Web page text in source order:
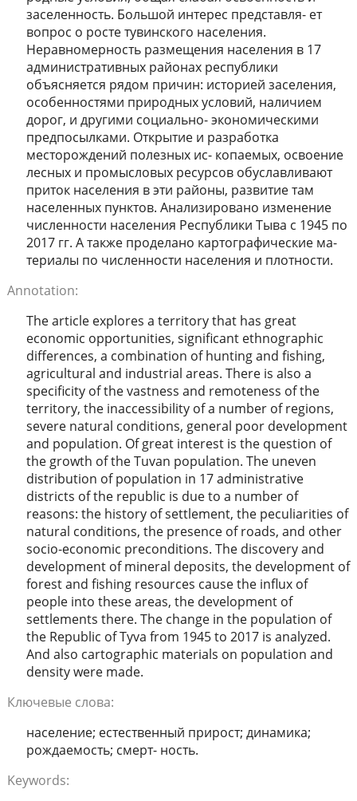
заселенность. Большой интерес представля- ет
вопрос о росте тувинского населения.
Неравномерность размещения населения в 17
административных районах республики
объясняется рядом причин: историей заселения,
особенностями природных условий, наличием
дорог, и другими социально- экономическими
предпосылками. Открытие и разработка
месторождений полезных ис- копаемых, освоение
лесных и промысловых ресурсов обуславливают
приток населения в эти районы, развитие там
населенных пунктов. Анализировано изменение
численности населения Республики Тыва с 1945 по
2017 гг. А также проделано картографические ма-
териалы по численности населения и плотности.
Annotation:
The article explores a territory that has great
economic opportunities, significant ethnographic
differences, a combination of hunting and fishing,
agricultural and industrial areas. There is also a
specificity of the vastness and remoteness of the
territory, the inaccessibility of a number of regions,
severe natural conditions, general poor development
and population. Of great interest is the question of
the growth of the Tuvan population. The uneven
distribution of population in 17 administrative
districts of the republic is due to a number of
reasons: the history of settlement, the peculiarities of
natural conditions, the presence of roads, and other
socio-economic preconditions. The discovery and
development of mineral deposits, the development of
forest and fishing resources cause the influx of
people into these areas, the development of
settlements there. The change in the population of
the Republic of Tyva from 1945 to 2017 is analyzed.
And also cartographic materials on population and
density were made.
Ключевые слова:
население; естественный прирост; динамика;
рождаемость; смерт- ность.
Keywords: